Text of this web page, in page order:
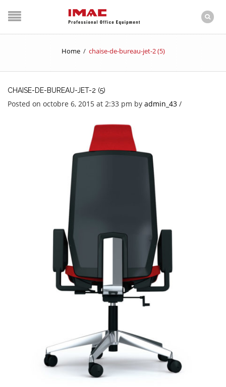
Home / chaise-de-bureau-jet-2 (5)
CHAISE-DE-BUREAU-JET-2 (5)
Posted on octobre 6, 2015 at 2:33 pm by admin_43 /